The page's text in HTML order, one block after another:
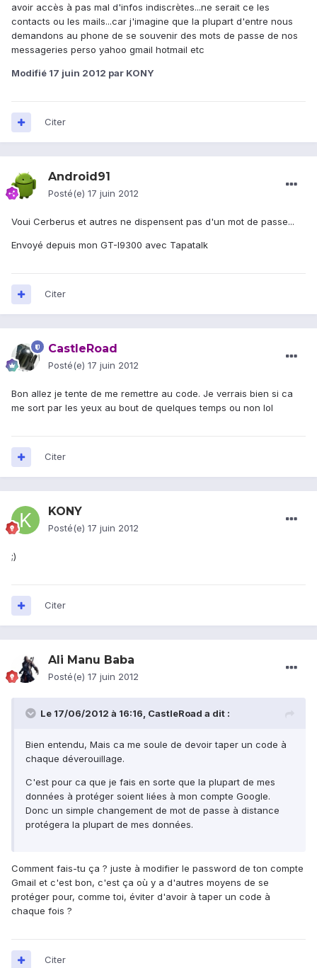
avoir accès à pas mal d'infos indiscrètes...ne serait ce les
contacts ou les mails...car j'imagine que la plupart d'entre nous
demandons au phone de se souvenir des mots de passe de nos
messageries perso yahoo gmail hotmail etc
Modifié 17 juin 2012 par KONY
Citer
Android91
Posté(e) 17 juin 2012
Voui Cerberus et autres ne dispensent pas d'un mot de passe...
Envoyé depuis mon GT-I9300 avec Tapatalk
Citer
CastleRoad
Posté(e) 17 juin 2012
Bon allez je tente de me remettre au code. Je verrais bien si ca
me sort par les yeux au bout de quelques temps ou non lol
Citer
KONY
Posté(e) 17 juin 2012
;)
Citer
Ali Manu Baba
Posté(e) 17 juin 2012
Le 17/06/2012 à 16:16, CastleRoad a dit :
Bien entendu, Mais ca me soule de devoir taper un code à
chaque déverouillage.
C'est pour ca que je fais en sorte que la plupart de mes
données à protéger soient liées à mon compte Google.
Donc un simple changement de mot de passe à distance
protégera la plupart de mes données.
Comment fais-tu ça ? juste à modifier le password de ton compte
Gmail et c'est bon, c'est ça où y a d'autres moyens de se
protéger pour, comme toi, éviter d'avoir à taper un code à
chaque fois ?
Citer